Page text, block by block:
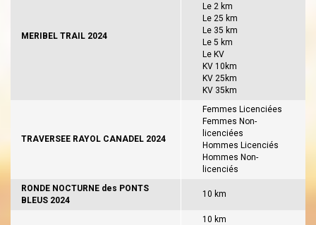
MERIBEL TRAIL 2024
Le 2 km
Le 25 km
Le 35 km
Le 5 km
Le KV
KV 10km
KV 25km
KV 35km
TRAVERSEE RAYOL CANADEL 2024
Femmes Licenciées
Femmes Non-
licenciées
Hommes Licenciés
Hommes Non-
licenciés
RONDE NOCTURNE des PONTS
BLEUS 2024
10 km
10 km